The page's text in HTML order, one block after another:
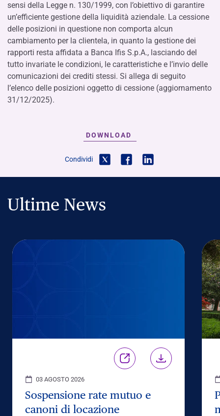
sensi della Legge n. 130/1999, con l’obiettivo di garantire
un’efficiente gestione della liquidità aziendale. La cessione
delle posizioni in questione non comporta alcun
cambiamento per la clientela, in quanto la gestione dei
rapporti resta affidata a Banca Ifis S.p.A., lasciando del
tutto invariate le condizioni, le caratteristiche e l’invio delle
comunicazioni dei crediti stessi. Si allega di seguito
l’elenco delle posizioni oggetto di cessione (aggiornamento
31/12/2025).
DOWNLOAD
Condividi
Ultime News
03 AGOSTO 2026
Sospensione rate mutuo e
canoni di locazione